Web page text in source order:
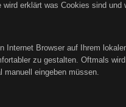
erklärt was Cookies sind und
Browser auf Ihrem
zu gestalten. Oftmals
manuell eingeben müssen.